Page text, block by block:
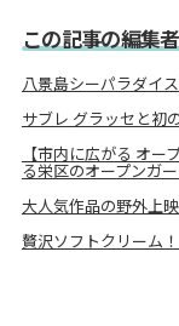
この記事の編集
八景島シーパラダイ
サブレ グラッセと初
【市内に広がる オ
る栄区のオープンガ
大人気作品の野外上
贅沢ソフトクリーム